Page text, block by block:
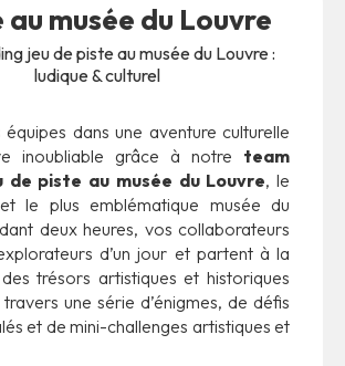
au musée du Louvre
jeu de piste au musée du Louvre :
ludique & culturel
dans une aventure culturelle
inoubliable grâce à notre team
de piste au musée du Louvre, le
le plus emblématique musée du
deux heures, vos collaborateurs
d’un jour et partent à la
trésors artistiques et historiques
une série d’énigmes, de défis
et de mini-challenges artistiques et